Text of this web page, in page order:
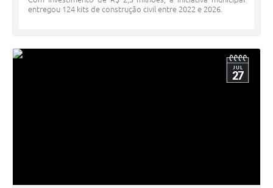
entregou 124 kits de construção civil entre 2022 e 2026.
JUL
27